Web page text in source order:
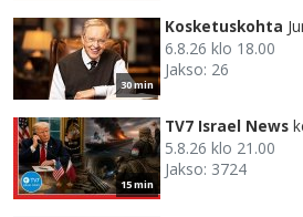
30 min
Kosketuskohta
6.8.26 klo 18.00
Jakso: 26
15 min
TV7 Israel News
5.8.26 klo 21.00
Jakso: 3724